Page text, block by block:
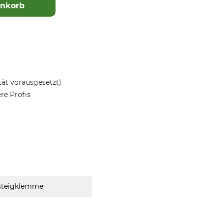
vorausgesetzt)
Profis